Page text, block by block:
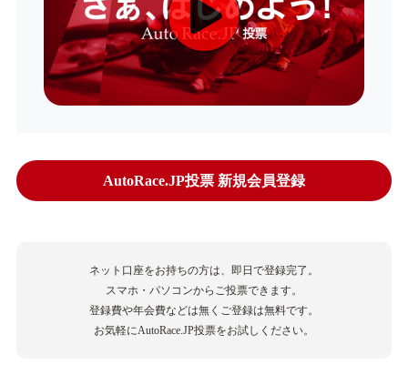
AutoRace.JP投票 新規会員登録
ネット口座をお持ちの方は、即日で登録完了。
スマホ・パソコンからご投票できます。
登録費や年会費などは無くご登録は無料です。
お気軽にAutoRace.JP投票をお試しください。